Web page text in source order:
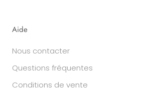
Aide
Nous contacter
Questions fréquentes
Conditions de vente